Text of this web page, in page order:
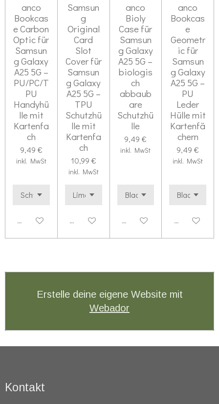
anco
Bookcas
e Carbon
Optic für
Samsun
g Galaxy
A25 5G –
PU/PC/T
PU
Handyhü
lle mit
Kartenfa
ch
9,49 €
inkl. MwSt
Deaktiviert
Samsun
g
Original
Card
Slot
Cover für
Samsun
g Galaxy
A25 5G –
TPU
Schutzhü
lle mit
Kartenfa
ch
10,99 €
inkl. MwSt
Deaktiviert
anco
Bioly
Case für
Samsun
g Galaxy
A25 5G –
biologis
ch
abbaub
are
Schutzhü
lle
9,49 €
inkl. MwSt
Deaktiviert
anco
Bookcas
e
Geometr
ic für
Samsun
g Galaxy
A25 5G –
PU
Leder
Hülle mit
Kartenfä
chern
9,49 €
inkl. MwSt
Deaktiviert
Erstelle deine eigene Website mit
Webador
Kontakt